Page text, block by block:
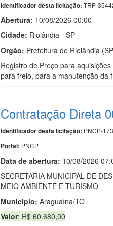
Identificador desta licitação: TRP-
Abertura: 10/08/2026 00:00
Cidade: Riolândia - SP
Orgão: Prefeitura de Riolândia
Registro de Preço para
para freio, para a manutenção da
Contratação Direta
Identificador desta licitação: PNCP-
Portal: PNCP
Data de abertura: 10/08/2026
SECRETARIA MUNICIPAL DE
MEIO AMBIENTE E TURISMO
Municipio: Araguaína/TO
Valor: R$ 60.680,00